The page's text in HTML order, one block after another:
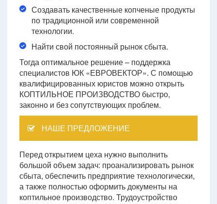
Создавать качественные копченые продукты
по традиционной или современной
технологии.
Найти свой постоянный рынок сбыта.
Тогда оптимальное решение – поддержка
специалистов ЮК «ЕВРОВЕКТОР». С помощью
квалифицированных юристов можно открыть
КОПТИЛЬНОЕ ПРОИЗВОДСТВО быстро,
законно и без сопутствующих проблем.
НАШЕ ПРЕДЛОЖЕНИЕ
Перед открытием цеха нужно выполнить
большой объем задач: проанализировать рынок
сбыта, обеспечить предприятие технологически,
а также полностью оформить документы на
коптильное производство. Трудоустройство